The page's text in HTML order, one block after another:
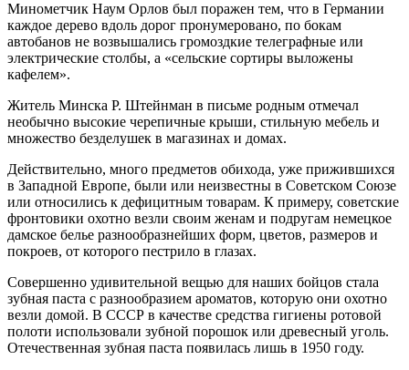
Минометчик Наум Орлов был поражен тем, что в Германии
каждое дерево вдоль дорог пронумеровано, по бокам
автобанов не возвышались громоздкие телеграфные или
электрические столбы, а «сельские сортиры выложены
кафелем».
Житель Минска Р. Штейнман в письме родным отмечал
необычно высокие черепичные крыши, стильную мебель и
множество безделушек в магазинах и домах.
Действительно, много предметов обихода, уже прижившихся
в Западной Европе, были или неизвестны в Советском Союзе
или относились к дефицитным товарам. К примеру, советские
фронтовики охотно везли своим женам и подругам немецкое
дамское белье разнообразнейших форм, цветов, размеров и
покроев, от которого пестрило в глазах.
Совершенно удивительной вещью для наших бойцов стала
зубная паста с разнообразием ароматов, которую они охотно
везли домой. В СССР в качестве средства гигиены ротовой
полоти использовали зубной порошок или древесный уголь.
Отечественная зубная паста появилась лишь в 1950 году.